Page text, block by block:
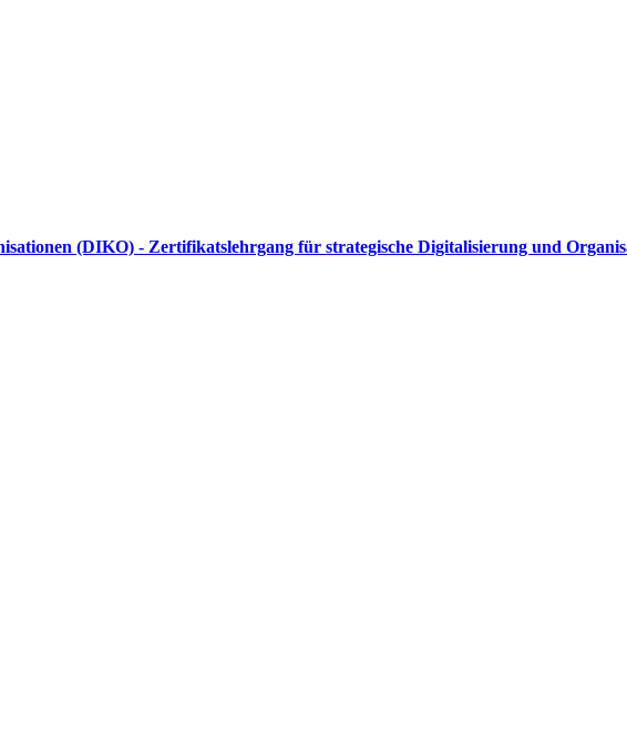
(DIKO) - Zertifikatslehrgang für strategische Digitalisierung und